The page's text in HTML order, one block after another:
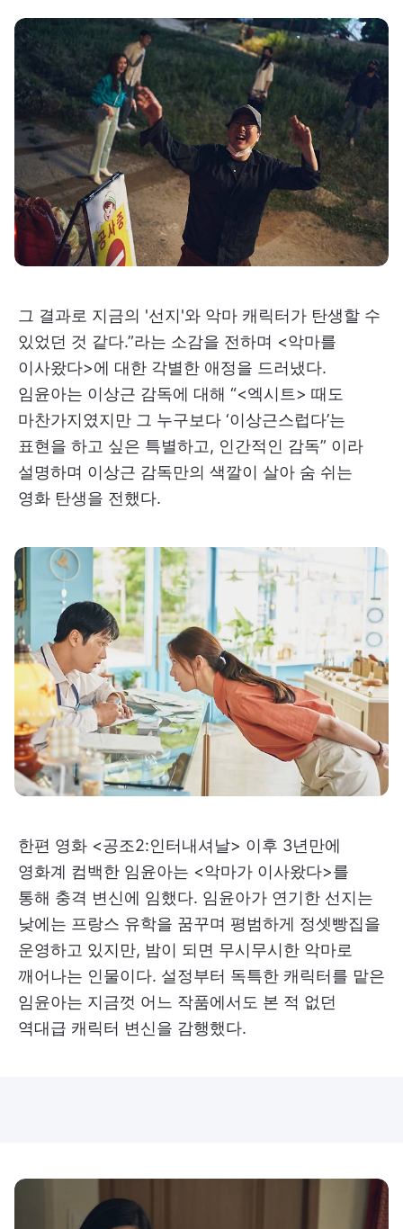
그 결과로 지금의 '선지'와 악마 캐릭터가 탄생할 수
있었던 것 같다.”라는 소감을 전하며 <악마를
이사왔다>에 대한 각별한 애정을 드러냈다.
임윤아는 이상근 감독에 대해 “<엑시트> 때도
마찬가지였지만 그 누구보다 ‘이상근스럽다’는
표현을 하고 싶은 특별하고, 인간적인 감독” 이라
설명하며 이상근 감독만의 색깔이 살아 숨 쉬는
영화 탄생을 전했다.
한편 영화 <공조2:인터내셔날> 이후 3년만에
영화계 컴백한 임윤아는 <악마가 이사왔다>​를
통해 충격 변신에 임했다. 임윤아가 연기한 선지는
낮에는 프랑스 유학을 꿈꾸며 평범하게 정셋빵집을
운영하고 있지만, 밤이 되면 무시무시한 악마로
깨어나는 인물이다. 설정부터 독특한 캐릭터를 맡은
임윤아는 지금껏 어느 작품에서도 본 적 없던
역대급 캐릭터 변신을 감행했다.